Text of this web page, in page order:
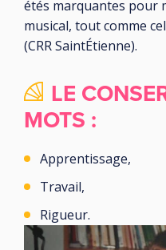
étés marquantes pour
musical, tout comme
(CRR SaintÉtienne).
LE
MOTS :
Apprentissage,
Travail,
Rigueur.